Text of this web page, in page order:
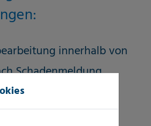
innerhalb von
Schadenmeldung
Unabhängigkeit von